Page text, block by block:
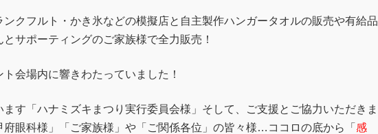
クフルト・かき氷などの模擬店と自主製作ハンガータオルの販売や有給品
サポーティングのご家族様で全力販売！
会場内に響きわたっていました！
す「ハナミズキまつり実行委員会様」そして、ご支援とご協力いただきま
府眼科様」「ご家族様」や「ご関係各位」の皆々様…ココロの底から「 感